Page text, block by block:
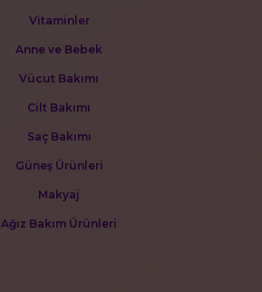
Vitaminler
Anne ve Bebek
Vücut Bakımı
Cilt Bakımı
Saç Bakımı
Güneş Ürünleri
Makyaj
Ağız Bakım Ürünleri